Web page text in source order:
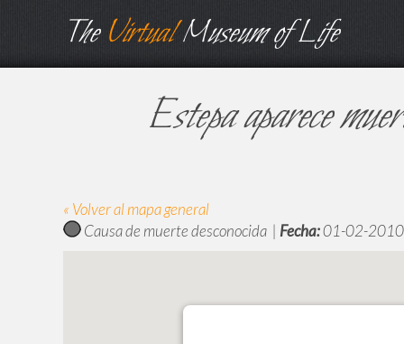
TheVirtualMuseum of Life
Estepa aparece
« Volver al mapa general
Causa de muerte desconocida | Fecha:01-02-